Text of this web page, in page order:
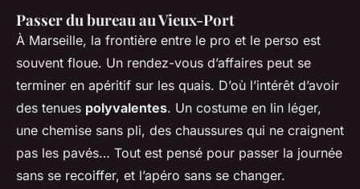
Passer du bureau au Vieux-Port
À Marseille, la frontière entre le pro et le perso est
souvent floue. Un rendez-vous d’affaires peut se
terminer en apéritif sur les quais. D’où l’intérêt d’avoir
des tenues polyvalentes. Un costume en lin léger,
une chemise sans pli, des chaussures qui ne craignent
pas les pavés… Tout est pensé pour passer la journée
sans se recoiffer, et l’apéro sans se changer.